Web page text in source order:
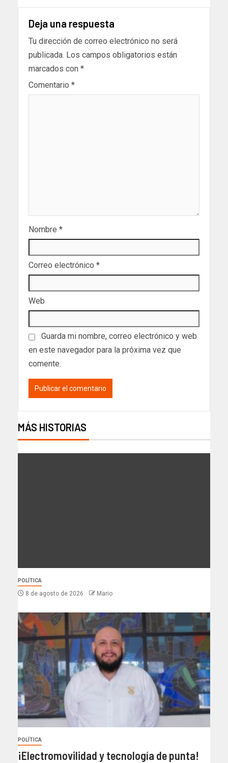
Deja una respuesta
Tu dirección de correo electrónico no será
publicada. Los campos obligatorios están
marcados con *
Comentario *
Nombre *
Correo electrónico *
Web
Guarda mi nombre, correo electrónico y web
en este navegador para la próxima vez que
comente.
MÁS HISTORIAS
POLÍTICA
8 de agosto de 2026 Mario
POLÍTICA
¡Electromovilidad y tecnología de punta!